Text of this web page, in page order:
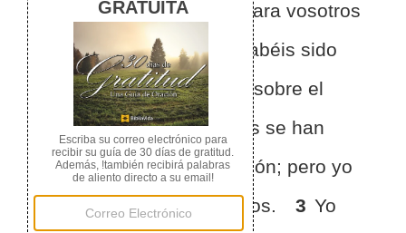
rey, escuchad, porque para vosotros
es el juicio; pues lazo habéis sido
en Mizpa, y red tendida sobre el
Tabor.
2 Y los rebeldes se han
ahondado en la perversión; pero yo
los castigaré a todos ellos.
3 Yo